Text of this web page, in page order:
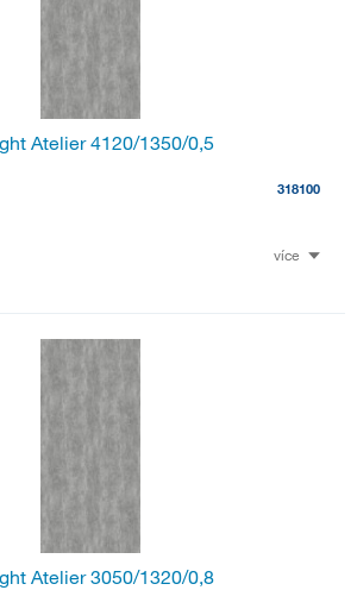
Atelier 4120/1350/0,5
318100
více
Atelier 3050/1320/0,8